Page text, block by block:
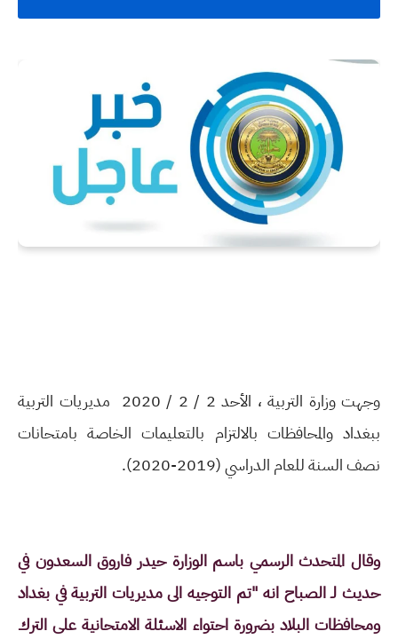
وﺟﻬﺖ وزارة اﻟﺘﺮﺑﻴﺔ ، الأحد 2 / 2 / 2020 ﻣﺪﻳﺮﻳﺎت اﻟﺘﺮﺑﻴﺔ
ﺑﺒﻐﺪاد والمحافظات ﺑﺎﻻﻟﺘﺰام ﺑﺎﻟﺘﻌﻠﻴﻤﺎت اﻟﺨﺎﺻﺔ ﺑﺎﻣﺘﺤﺎﻧﺎت
ﻧﺼﻒ اﻟﺴﻨﺔ ﻟﻠﻌﺎم اﻟﺪراﺳﻲ (2019-2020).
وﻗﺎل المتحدث اﻟﺮﺳﻤﻲ ﺑﺎﺳﻢ اﻟﻮزارة ﺣﻴﺪر ﻓﺎروق اﻟﺴﻌﺪون ﻓﻲ
ﺣﺪﻳﺚ ﻟـ اﻟﺼﺒﺎح اﻧﻪ "ﺗﻢ اﻟﺘﻮﺟﻴﻪ اﻟﻰ ﻣﺪﻳﺮﻳﺎت اﻟﺘﺮﺑﻴﺔ ﻓﻲ ﺑﻐﺪاد
وﻣﺤﺎﻓﻈﺎت اﻟﺒﻼد ﺑﻀﺮورة اﺣﺘﻮاء اﻻﺳﺌﻠﺔ اﻻﻣﺘﺤﺎﻧﻴﺔ ﻋﻠﻰ اﻟﺘﺮك